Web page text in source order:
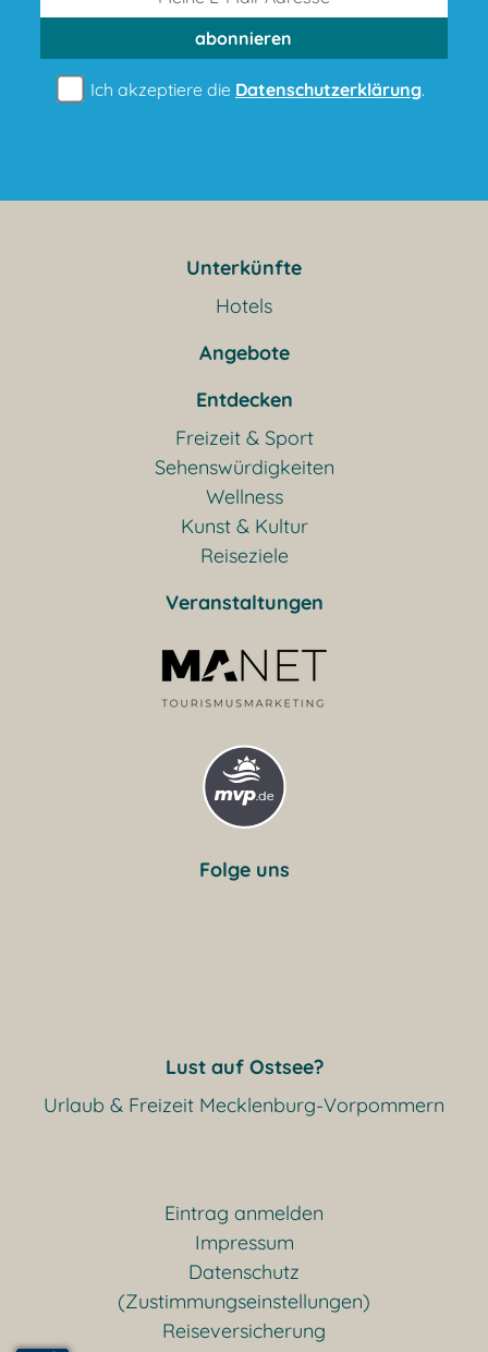
abonnieren
Ich akzeptiere die Datenschutzerklärung.
Unterkünfte
Hotels
Angebote
Entdecken
Freizeit & Sport
Sehenswürdigkeiten
Wellness
Kunst & Kultur
Reiseziele
Veranstaltungen
Folge uns
Lust auf Ostsee?
Urlaub & Freizeit Mecklenburg-Vorpommern
Eintrag anmelden
Impressum
Datenschutz
(Zustimmungseinstellungen)
Reiseversicherung